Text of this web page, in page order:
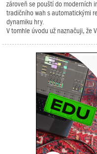
zároveň se pouští do moderních
tradičního wah s automatickými
dynamiku hry.
V tomhle úvodu už naznačuji, že